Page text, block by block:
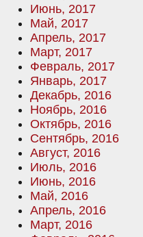
Июнь, 2017
Май, 2017
Апрель, 2017
Март, 2017
Февраль, 2017
Январь, 2017
Декабрь, 2016
Ноябрь, 2016
Октябрь, 2016
Сентябрь, 2016
Август, 2016
Июль, 2016
Июнь, 2016
Май, 2016
Апрель, 2016
Март, 2016